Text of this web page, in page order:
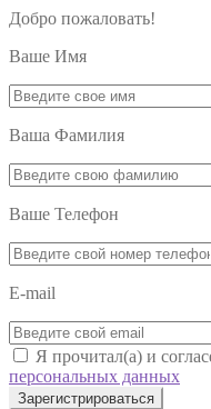
Добро пожаловать!
Ваше Имя
Ваша Фамилия
Ваше Телефон
E-mail
Я прочитал(а) и
персональных данных
Зарегистрироваться